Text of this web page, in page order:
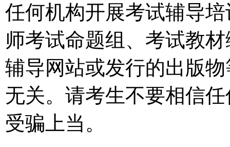
任何机构开展考试辅导
师考试命题组、考试教
辅导网站或发行的出版
无关。请考生不要相信
受骗上当。